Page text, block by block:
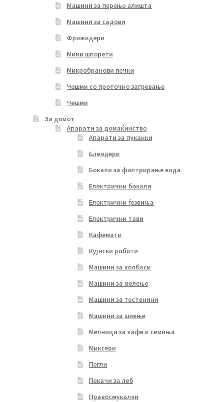
Машини за перење алишта
Машини за садови
Фрижидери
Мини шпорети
Микробранови печки
Чешми со проточно загревање
Чешми
За домот
Апарати за домаќинство
Апарати за пуканки
Блендери
Бокали за филтрирање вода
Електрични бокали
Електрични ѓезвиња
Електрични тави
Кафемати
Кујнски роботи
Машини за колбаси
Машини за мелење
Машини за тестенини
Машини за шиење
Мелници за кафе и семиња
Миксери
Пегли
Пекачи за леб
Правосмукалки